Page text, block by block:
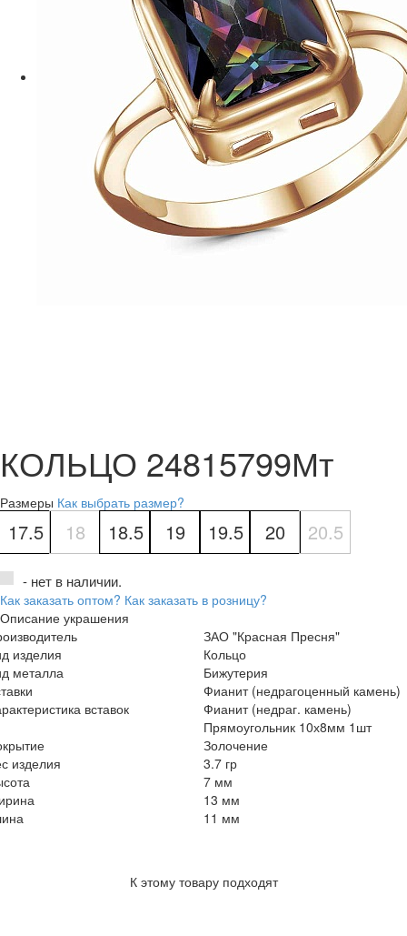
КОЛЬЦО 24815799Мт
Размеры Как выбрать размер?
17.5 18 18.5 19 19.5 20 20.5
- нет в наличии.
Как заказать оптом? Как заказать в розницу?
Описание украшения
ЗАО "Красная Пресня"
изделия
Кольцо
металла
Бижутерия
Фианит (недрагоценный камень)
вставок
Фианит (недраг. камень)
Прямоугольник 10х8мм 1шт
Золочение
изделия
3.7 гр
7 мм
13 мм
11 мм
К этому товару подходят